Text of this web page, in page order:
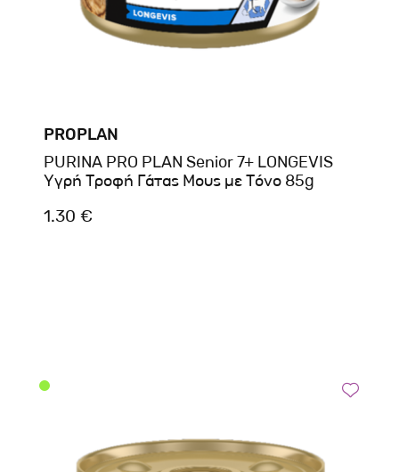
PROPLAN
PURINA PRO PLAN Senior 7+ LONGEVIS
Υγρή Τροφή Γάτας Μους με Τόνο 85g
1.30 €